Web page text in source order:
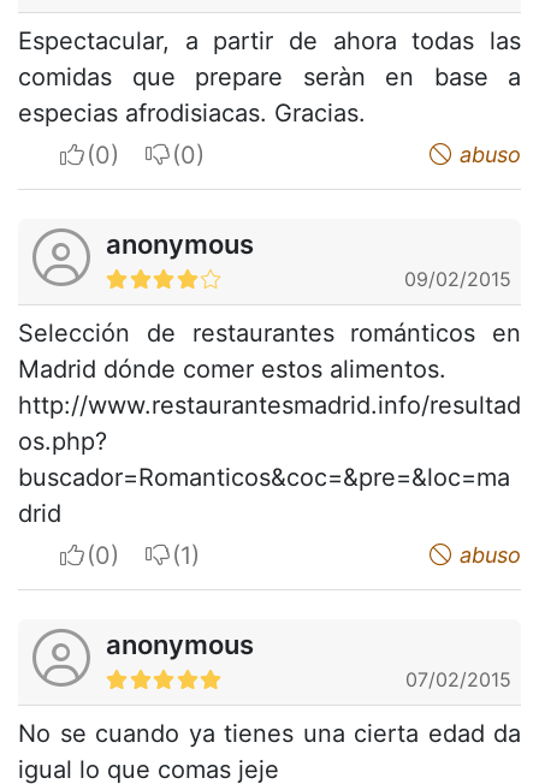
Espectacular, a partir de ahora todas las
comidas que prepare seràn en base a
especias afrodisiacas. Gracias.
I apreciateI do not appreciate abuso
anonymous
09/02/2015
Selección de restaurantes románticos en
Madrid dónde comer estos alimentos.
http://www.restaurantesmadrid.info/resultad
os.php?
buscador=Romanticos&coc=&pre=&loc=ma
drid
I apreciateI do not appreciate abuso
anonymous
07/02/2015
No se cuando ya tienes una cierta edad da
igual lo que comas jeje